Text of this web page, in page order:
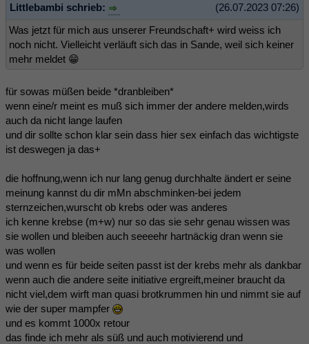
(26.07.2023 07:26)
Littlebambi schrieb:
Was jetzt für mich aus unserer Freundschaft+ wird weiss ich
noch nicht. Vielleicht verläuft sich das in Sande, weil sich keiner
mehr meldet 😁
für sowas müßen beide *dranbleiben*
wenn eine/r meint es muß sich immer der andere melden,wirds
auch da nicht lange laufen
und dir sollte schon klar sein dass hier sex einfach das wichtigste
ist deswegen ja das+
die hoffnung,wenn ich nur lang genug durchhalte ändert er seine
meinung kannst du dir mMn abschminken-bei jedem
sternzeichen,wurscht ob krebs oder was anderes
ich kenne krebse (m+w) nur so das sie sehr genau wissen was
sie wollen und bleiben auch seeeehr hartnäckig dran wenn sie
was wollen
und wenn es für beide seiten passt ist der krebs mehr als dankbar
wenn auch die andere seite initiative ergreift,meiner braucht da
nicht viel,dem wirft man quasi brotkrummen hin und nimmt sie auf
wie der super mampfer
und es kommt 1000x retour
das finde ich mehr als süß und auch motivierend und